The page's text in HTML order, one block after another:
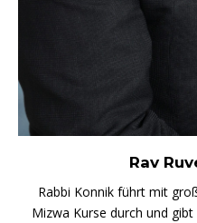
Rav
Rabbi Konnik führt mit
Mizwa Kurse durch und